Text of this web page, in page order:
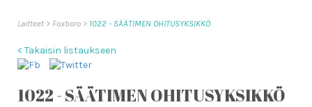
Laitteet Foxboro 1022 - SÄÄTIMEN OHITUSYKSIKKÖ
< Takaisin listaukseen
1022 - SÄÄTIMEN OHITUSYKSIKKÖ